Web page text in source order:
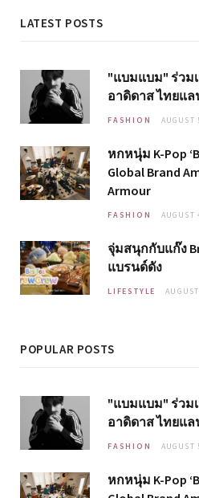
LATEST POSTS
"แบมแบม" ร่วม
อาดิดาส ไทยแ
FASHION AUGUST
หกหนุ่ม K-Pop
Global Brand
Armour
FASHION AUGUST
จุ่มสนุกกับแก๊ง
แบรนด์ดัง
LIFESTYLE
POPULAR POSTS
"แบมแบม" ร่วม
อาดิดาส ไทยแ
FASHION AUGUST
หกหนุ่ม K-Pop